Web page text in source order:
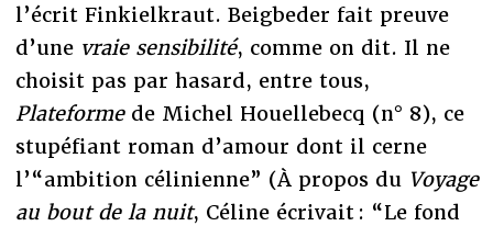
l’écrit Finkielkraut. Beigbeder fait preuve
d’une vraie sensibilité, comme on dit. Il ne
choisit pas par hasard, entre tous,
Plateformede Michel Houellebecq (n° 8), ce
stupéfiant roman d’amour dont il cerne
l’“ambition célinienne” (À propos du Voyage
au bout de la nuit, Céline écrivait : “Le fond